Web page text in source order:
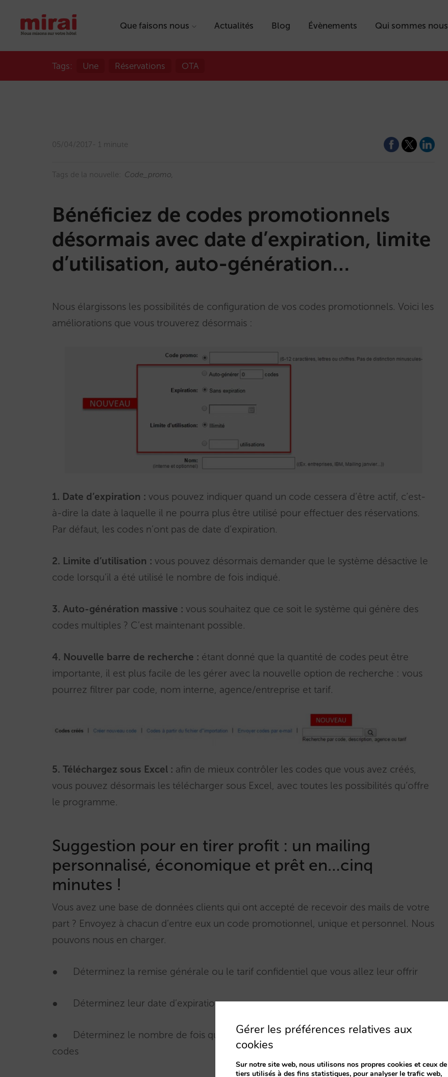
Que faisons nous Actualités Blog Évènements Qui sommes nous
Tags: Une Réservations OTA
05/04/2017 1 minute
Tags de la nouvelle: Code_promo
Bénéficiez de codes promotionnels
désormais avec date d’expiration, limite
d’utilisation, auto-génération…
Nous élargissons les possibilités de configuration de vos codes promotionnels. Voici les
améliorations que vous trouverez désormais :
1. Date d’expiration : vous pouvez indiquer quand un code cessera d’être actif, c’est-
à-dire la date à laquelle il ne pourra plus être utilisé pour effectuer des réservations.
Par défaut, les codes n’ont pas de date d’expiration.
2. Limite d’utilisation : vous pouvez désormais demander que le système désactive le
code lorsqu’il a été utilisé le nombre de fois indiqué.
3. Auto-génération massive : vous souhaitez que ce soit le système qui génère des
codes multiples ? C’est maintenant possible.
4. Nouvelle barre de recherche : étant donné que la quantité de codes peut être
importante, il est plus facile de les gérer avec la nouvelle option de recherche : vous
pourrez filtrer par code, nom interne, agence/entreprise et tarif.
5. Téléchargez sous Excel : afin de mieux contrôler les codes que vous avez créés,
vous pouvez désormais les télécharger sous Excel, avec toutes les possibilités qu’offre
le programme.
Suggestion pour en tirer profit : un mailing
personnalisé, économique et prêt en…cinq
minutes !
Vous avez une base de données clients qui ont accepté de recevoir des mails de votre
part ? Envoyez à chacun d’entre eux un code promotionnel, unique et personnel. Nous
pouvons nous en charger.
● Déterminez la remise générale ou le tarif confidentiel que vous allez leur offrir
● Déterminez leur date d’expiration
● Déterminez le nombre de fois que vous permettrez l’utilisation de chacun des
codes
Gérer les préférences relatives aux
cookies
Sur notre site web, nous utilisons nos propres cookies et ceux de
tiers utilisés à des fins statistiques, pour analyser le trafic web,